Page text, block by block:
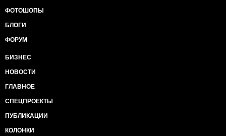
ФОТОШОПЫ
БЛОГИ
ФОРУМ
БИЗНЕС
НОВОСТИ
ГЛАВНОЕ
СПЕЦПРОЕКТЫ
ПУБЛИКАЦИИ
КОЛОНКИ